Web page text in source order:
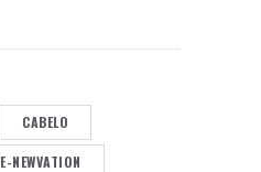
CABELO
E-NEWVATION